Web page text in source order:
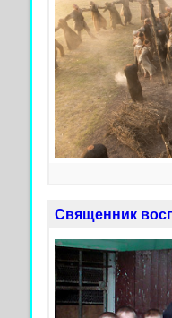
Священник